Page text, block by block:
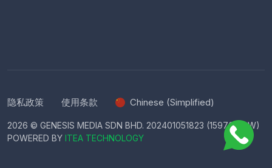
隐私政策 使用条款 Chinese (Simplified)
2026 © GENESIS MEDIA SDN BHD. 202401051823 (1597666-W)
POWERED BY ITEA TECHNOLOGY